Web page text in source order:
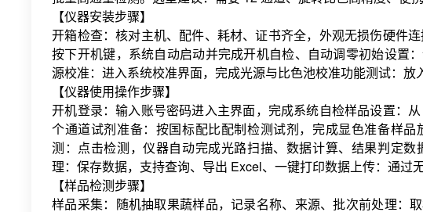
【仪器安装步骤】
开箱检查：核对主机、配件、耗材、证书齐全，外观无损伤硬件
按下开机键，系统自动启动并完成开机自检、自动调零初始设置
源校准：进入系统校准界面，完成光源与比色池校准功能测试：
【仪器使用操作步骤】
开机登录：输入账号密码进入主界面，完成系统自检样品设置：
个通道试剂准备：按国标配比配制检测试剂，完成显色准备样
测：点击检测，仪器自动完成光路扫描、数据计算、结果判定
理：保存数据，支持查询、导出 Excel、一键打印数据上传：通过
【样品检测步骤】
样品采集：随机抽取果蔬样品，记录名称、来源、批次前处理：